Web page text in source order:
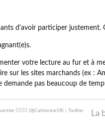
d'avoir participer justement.
votre lecture au fur et à
sur les sites marchands (ex :
demande pas beaucoup de